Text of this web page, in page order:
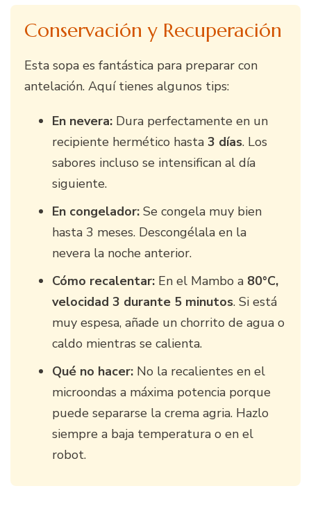
Conservación y Recuperación
Esta sopa es fantástica para preparar con
antelación. Aquí tienes algunos tips:
En nevera: Dura perfectamente en un
recipiente hermético hasta 3 días. Los
sabores incluso se intensifican al día
siguiente.
En congelador: Se congela muy bien
hasta 3 meses. Descongélala en la
nevera la noche anterior.
Cómo recalentar: En el Mambo a 80°C,
velocidad 3 durante 5 minutos. Si está
muy espesa, añade un chorrito de agua o
caldo mientras se calienta.
Qué no hacer: No la recalientes en el
microondas a máxima potencia porque
puede separarse la crema agria. Hazlo
siempre a baja temperatura o en el
robot.